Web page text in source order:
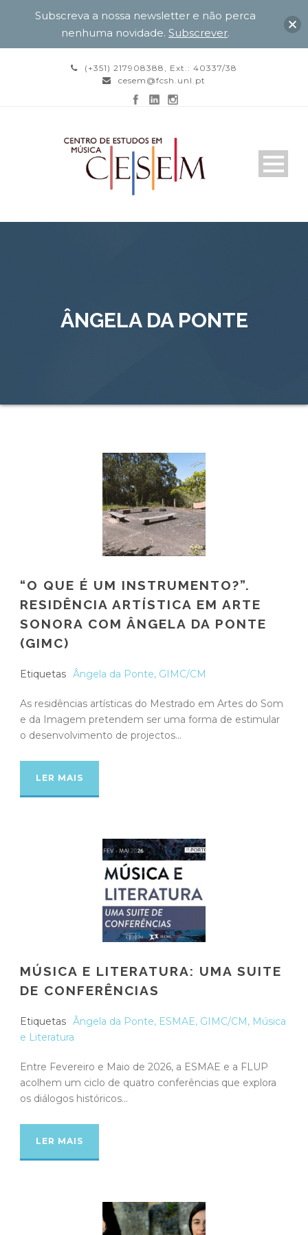
(+351) 217908388, Ext.: 40337/38
cesem@fcsh.unl.pt
ÂNGELA DA PONTE
“O QUE É UM INSTRUMENTO?”.
RESIDÊNCIA ARTÍSTICA EM ARTE
SONORA COM ÂNGELA DA PONTE
(GIMC)
Etiquetas Ângela da Ponte, GIMC/CM
As residências artísticas do Mestrado em Artes do Som
e da Imagem pretendem ser uma forma de estimular
o desenvolvimento de projectos...
LER MAIS
MÚSICA E LITERATURA: UMA SUITE
DE CONFERÊNCIAS
Etiquetas Ângela da Ponte, ESMAE, GIMC/CM, Música
e Literatura
Entre Fevereiro e Maio de 2026, a ESMAE e a FLUP
acolhem um ciclo de quatro conferências que explora
os diálogos históricos...
LER MAIS
Subscreva a nossa newsletter e não perca
nenhuma novidade. Subscrever.